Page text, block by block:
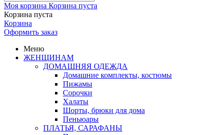
Моя корзина Корзина пуста
Корзина пуста
Корзина
Оформить заказ
Меню
ЖЕНЩИНАМ
ДОМАШНЯЯ ОДЕЖДА
Домашние комплекты, костюмы
Пижамы
Сорочки
Халаты
Шорты, брюки для дома
Пеньюары
ПЛАТЬЯ, САРАФАНЫ